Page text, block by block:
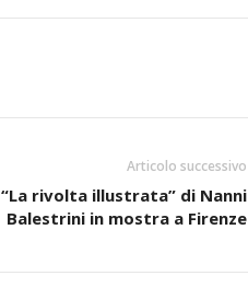
Articolo successivo
“La rivolta illustrata” di Nanni
Balestrini in mostra a Firenze